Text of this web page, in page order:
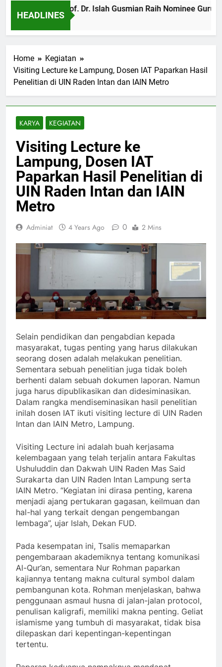
HEADLINES
Profil IAT: Prof. Dr. Islah Gusmian Raih Nominee Guru
8 Months Ago
Home
Kegiatan
Visiting Lecture ke Lampung, Dosen IAT Paparkan Hasil
Penelitian di UIN Raden Intan dan IAIN Metro
KARYA KEGIATAN
Visiting Lecture ke
Lampung, Dosen IAT
Paparkan Hasil Penelitian di
UIN Raden Intan dan IAIN
Metro
Adminiat 4 Years Ago 0 2 Mins
Selain pendidikan dan pengabdian kepada
masyarakat, tugas penting yang harus dilakukan
seorang dosen adalah melakukan penelitian.
Sementara sebuah penelitian juga tidak boleh
berhenti dalam sebuah dokumen laporan. Namun
juga harus dipublikasikan dan didesiminasikan.
Dalam rangka mendiseminasikan hasil penelitian
inilah dosen IAT ikuti visiting lecture di UIN Raden
Intan dan IAIN Metro, Lampung.
Visiting Lecture ini adalah buah kerjasama
kelembagaan yang telah terjalin antara Fakultas
Ushuluddin dan Dakwah UIN Raden Mas Said
Surakarta dan UIN Raden Intan Lampung serta
IAIN Metro. “Kegiatan ini dirasa penting, karena
menjadi ajang pertukaran gagasan, keilmuan dan
hal-hal yang terkait dengan pengembangan
lembaga”, ujar Islah, Dekan FUD.
Pada kesempatan ini, Tsalis memaparkan
pengembaraan akademiknya tentang komunikasi
Al-Qur’an, sementara Nur Rohman paparkan
kajiannya tentang makna cultural symbol dalam
pembangunan kota. Rohman menjelaskan, bahwa
penggunaan asmaul husna di jalan-jalan protocol,
penulisan kaligrafi, memiliki makna penting. Geliat
islamisme yang tumbuh di masyarakat, tidak bisa
dilepaskan dari kepentingan-kepentingan
tertentu.